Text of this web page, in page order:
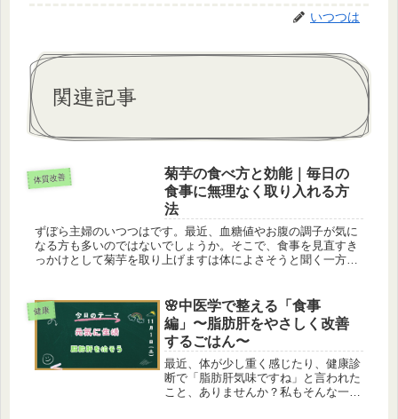
いつつは
関連記事
体質改善
菊芋の食べ方と効能｜毎日の
食事に無理なく取り入れる方
法
ずぼら主婦のいつつはです。最近、血糖値やお腹の調子が気に
なる方も多いのではないでしょうか。そこで、食事を見直すき
っかけとして菊芋を取り上げますは体によさそうと聞く一方
健康
🌸中医学で整える「食事
編」〜脂肪肝をやさしく改善
するごはん〜
最近、体が少し重く感じたり、健康診
断で「脂肪肝気味ですね」と言われた
こと、ありませんか？私もそんな一人